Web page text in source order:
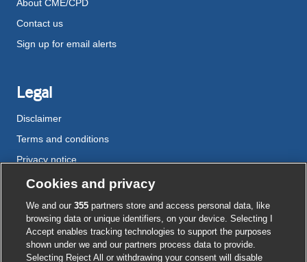
About CME/CPD
Contact us
Sign up for email alerts
Legal
Disclaimer
Terms and conditions
Privacy notice
Cookie policy
Accessibility
ExternalExternalExternalExternalExternal
Cookies and privacy
We and our355 partners store and access personal data, like
browsing data or unique identifiers, on your device. Selecting I
Accept enables tracking technologies to support the purposes
shown under we and our partners process data to provide.
Selecting Reject All or withdrawing your consent will disable